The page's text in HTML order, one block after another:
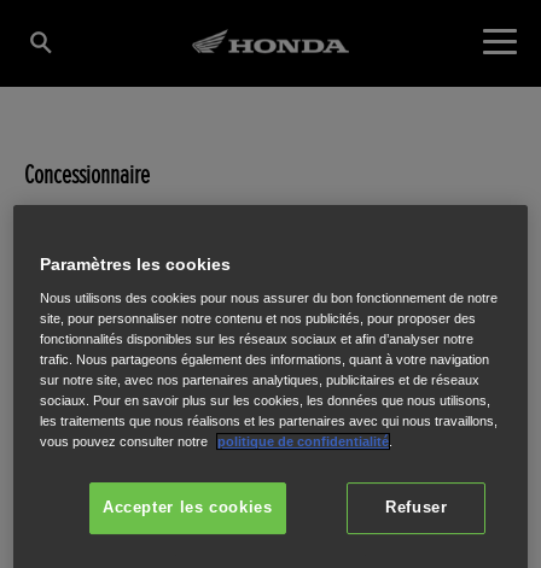
Concessionnaire
CHORON MOTOS
JRLG
10 RUE DE NAVARIN,PARIS,75009
Paramètres les cookies
Nous utilisons des cookies pour nous assurer du bon fonctionnement de notre
site, pour personnaliser notre contenu et nos publicités, pour proposer des
fonctionnalités disponibles sur les réseaux sociaux et afin d’analyser notre
trafic. Nous partageons également des informations, quant à votre navigation
sur notre site, avec nos partenaires analytiques, publicitaires et de réseaux
sociaux. Pour en savoir plus sur les cookies, les données que nous utilisons,
les traitements que nous réalisons et les partenaires avec qui nous travaillons,
vous pouvez consulter notre
politique de confidentialité.
Refuser
Accepter les cookies